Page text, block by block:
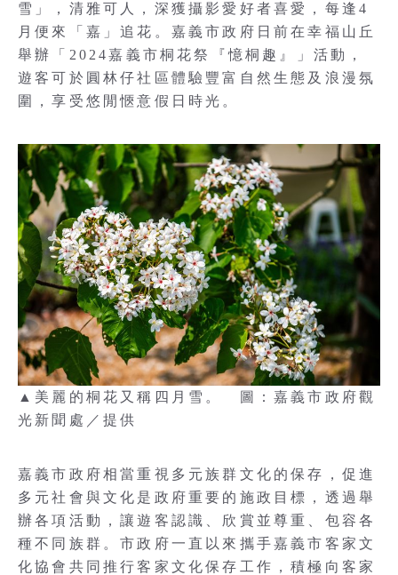
雪」，清雅可人，深獲攝影愛好者喜愛，每逢4
月便來「嘉」追花。嘉義市政府日前在幸福山丘
舉辦「2024嘉義市桐花祭『憶桐趣』」活動，
遊客可於圓林仔社區體驗豐富自然生態及浪漫氛
圍，享受悠閒愜意假日時光。
▲美麗的桐花又稱四月雪。 圖：嘉義市政府觀
光新聞處／提供
嘉義市政府相當重視多元族群文化的保存，促進
多元社會與文化是政府重要的施政目標，透過舉
辦各項活動，讓遊客認識、欣賞並尊重、包容各
種不同族群。市政府一直以來攜手嘉義市客家文
化協會共同推行客家文化保存工作，積極向客家